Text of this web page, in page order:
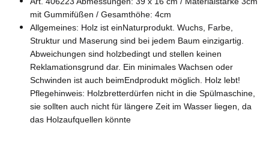
mit Gummifüßen / Gesamthöhe: 4cm
Allgemeines: Holz ist einNaturprodukt. Wuchs, Farbe,
Struktur und Maserung sind bei jedem Baum einzigartig.
Abweichungen sind holzbedingt und stellen keinen
Reklamationsgrund dar. Ein minimales Wachsen oder
Schwinden ist auch beimEndprodukt möglich. Holz lebt!
Pflegehinweis: Holzbretterdürfen nicht in die Spülmaschine,
sie sollten auch nicht für längere Zeit im Wasser liegen, da
das Holzaufquellen könnte